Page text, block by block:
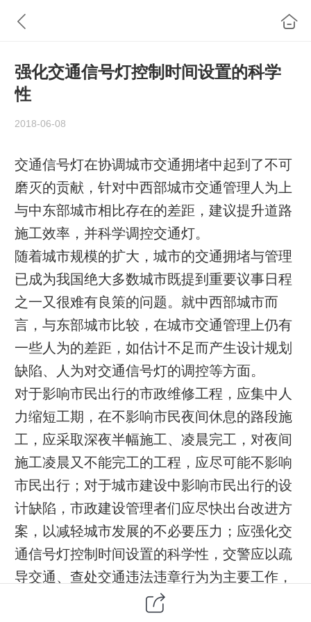
强化交通信号灯控制时间设置的科学
性
2018-06-08
交通信号灯在协调城市交通拥堵中起到了不可
磨灭的贡献，针对中西部城市交通管理人为上
与中东部城市相比存在的差距，建议提升道路
施工效率，并科学调控交通灯。
随着城市规模的扩大，城市的交通拥堵与管理
已成为我国绝大多数城市既提到重要议事日程
之一又很难有良策的问题。就中西部城市而
言，与东部城市比较，在城市交通管理上仍有
一些人为的差距，如估计不足而产生设计规划
缺陷、人为对交通信号灯的调控等方面。
对于影响市民出行的市政维修工程，应集中人
力缩短工期，在不影响市民夜间休息的路段施
工，应采取深夜半幅施工、凌晨完工，对夜间
施工凌晨又不能完工的工程，应尽可能不影响
市民出行；对于城市建设中影响市民出行的设
计缺陷，市政建设管理者们应尽快出台改进方
案，以减轻城市发展的不必要压力；应强化交
通信号灯控制时间设置的科学性，交警应以疏
导交通、查处交通违法违章行为为主要工作，
减轻交通信号灯的调控。